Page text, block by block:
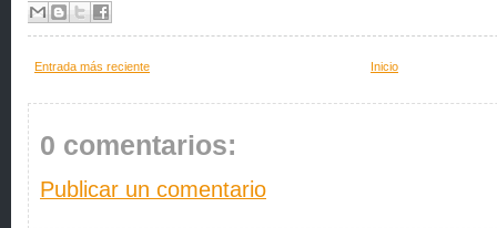
Entrada más reciente Inicio
0 comentarios:
Publicar un comentario